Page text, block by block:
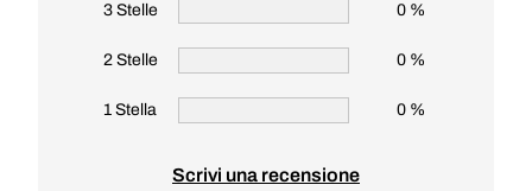
3 Stelle 0 %
2 Stelle 0 %
1 Stella 0 %
Scrivi una recensione